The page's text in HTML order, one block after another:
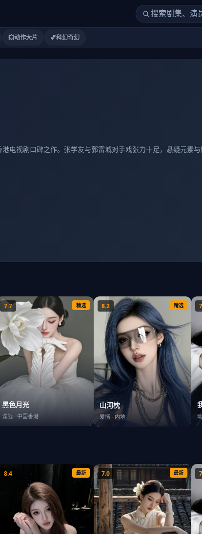
💥动作大片 💕科幻奇幻
电视剧口碑之作。张学友与郭富城对手戏张力十足，悬疑元素
7.7 精选
黑色月光
谍战 · 中国香港
8.2 精选
山河枕
爱情 · 内地
8.4 最新 7.0 最新